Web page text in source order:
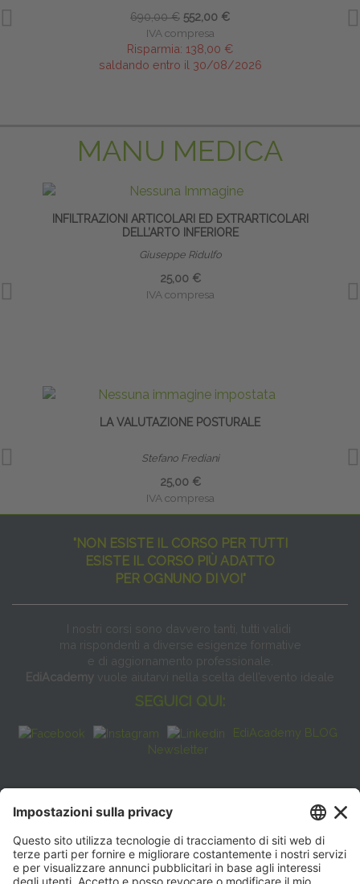
690,00 € 552,00 €
IVA compresa
Risparmia: 138,00 €
saldando entro il 30/08/2026
MANU MEDICA
INFILTRAZIONI ARTICOLARI ED EXTRARTICOLARI
DELL’ARTO INFERIORE
Giuseppe Ridulfo
25,00 €
IVA compresa
LA VALUTAZIONE POSTURALE
Stefano Frediani
25,00 €
IVA compresa
"NON ESISTE IL CORSO PER TUTTI
ESISTE IL CORSO PIÙ ADATTO
PER OGNUNO DI VOI"
I nostri corsi sono davvero tanti, tutti validi
ma rispondenti a diverse esigenze formative
e di aggiornamento professionale.
EdiAcademy vuole aiutarvi nella scelta dell’evento ideale
SEGUICI QUI:
EdiAcademy BLOG
Newsletter
FAQ
CONTATTI
EdiAcademy